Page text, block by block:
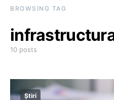
BROWSING TAG
10 posts
Știri